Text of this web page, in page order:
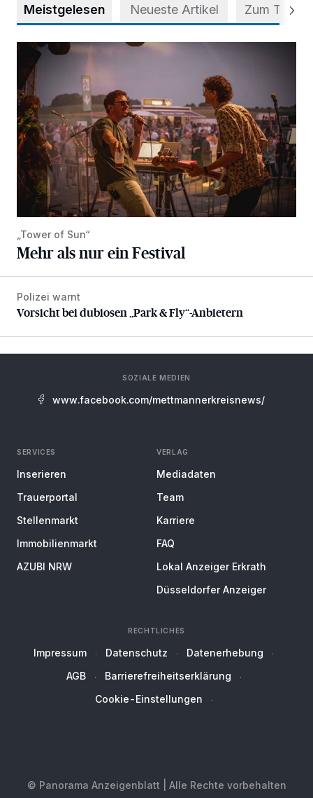
Meistgelesen Neueste Artikel Zum Thema
Mehr als nur ein Festival
„Tower of Sun“
Mehr als nur ein Festival
Vorsicht bei dubiosen „Park & Fly“-Anbietern
Polizei warnt
Vorsicht bei dubiosen „Park & Fly“-Anbietern
SOZIALE MEDIEN
www.facebook.com/mettmannerkreisnews/
SERVICES
Inserieren
Trauerportal
Stellenmarkt
Immobilienmarkt
AZUBI NRW
VERLAG
Mediadaten
Team
Karriere
FAQ
Lokal Anzeiger Erkrath
Düsseldorfer Anzeiger
RECHTLICHES
Impressum Datenschutz
Datenerhebung
AGB
Barrierefreiheitserklärung
Cookie-Einstellungen
© Panorama Anzeigenblatt | Alle Rechte vorbehalten